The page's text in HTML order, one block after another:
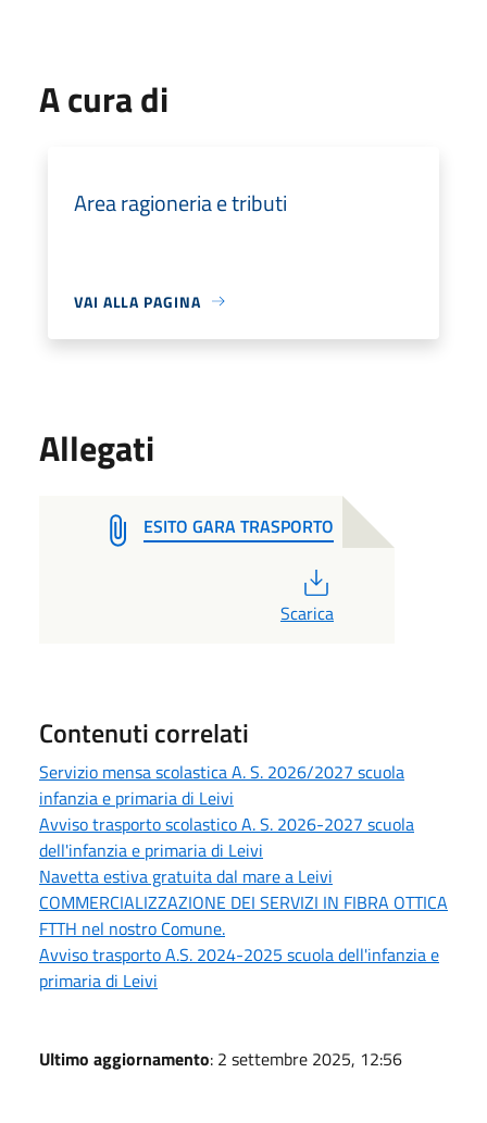
A cura di
Area ragioneria e tributi
VAI ALLA PAGINA
Allegati
ESITO GARA TRASPORTO
Scarica
Contenuti correlati
Servizio mensa scolastica A. S. 2026/2027 scuola
infanzia e primaria di Leivi
Avviso trasporto scolastico A. S. 2026-2027 scuola
dell'infanzia e primaria di Leivi
Navetta estiva gratuita dal mare a Leivi
COMMERCIALIZZAZIONE DEI SERVIZI IN FIBRA OTTICA
FTTH nel nostro Comune.
Avviso trasporto A.S. 2024-2025 scuola dell'infanzia e
primaria di Leivi
Ultimo aggiornamento: 2 settembre 2025, 12:56